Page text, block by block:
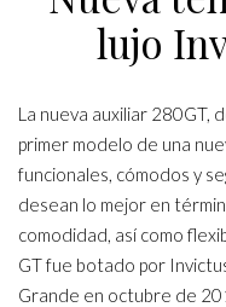
lujo
La nueva auxiliar 280GT,
primer modelo de una
funcionales, cómodos y
desean lo mejor en
comodidad, así como
GT fue botado por
Grande en octubre de